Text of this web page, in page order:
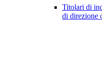
Titolari di
di direzione